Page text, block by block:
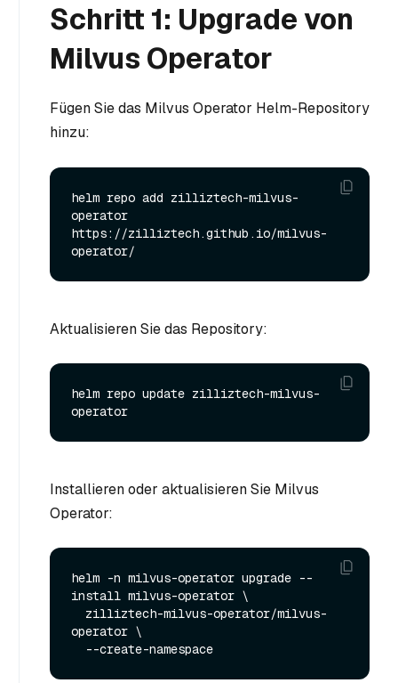
Schritt 1: Upgrade von
Milvus Operator
Fügen Sie das Milvus Operator Helm-Repository
hinzu:
helm repo add zilliztech-milvus-
operator
https://zilliztech.github.io/milvus-
Aktualisieren Sie das Repository:
helm repo update zilliztech-milvus-
Installieren oder aktualisieren Sie Milvus
Operator:
helm -n milvus-operator upgrade --
install milvus-operator \
operator \